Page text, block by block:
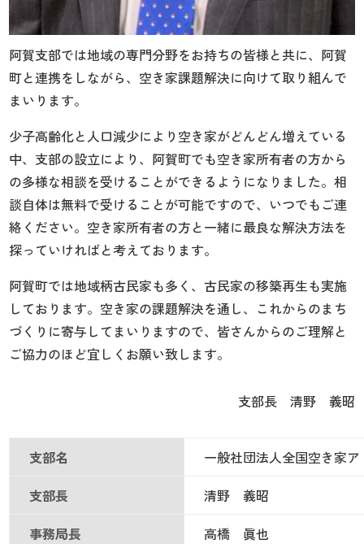
阿賀支部では地域の専門分野をお持ちの皆様と共に、阿賀
町と連携をしながら、空き家課題解決に向けて取り組んで
まいります。
少子高齢化と人口減少により空き家がどんどん増えている
中、支部の設立により、阿賀町でも空き家所有者の方から
の多様な相談を受けることができるようになりました。相
談自体は無料で受けることが可能ですので、いつでもご連
絡ください。空き家所有者の方と一緒に最良な解決方法を
探っていければと考えております。
阿賀町では地域柄古民家も多く、古民家の移築再生も実施
しております。空き家の課題解決を通し、これからのまち
づくりに寄与してまいりますので、皆さんからのご理解と
ご協力のほど宜しくお願い致します。
支部長 清野 義昭
支部名
一般社団法人全国空き家
支部長
清野 義昭
事務局長
高橋 眞也